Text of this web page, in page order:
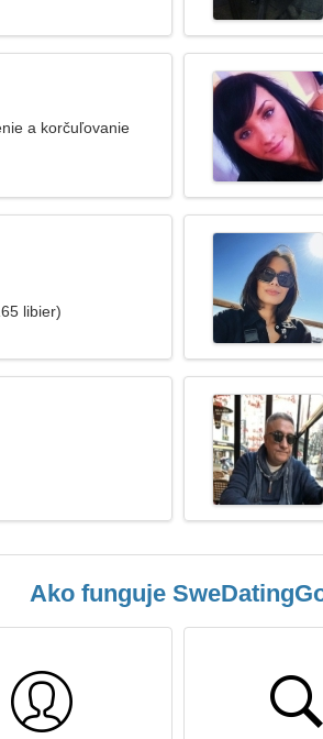
a korčuľovanie
libier)
Ako funguje